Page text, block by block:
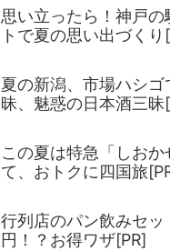
思い立ったら！神戸の
トで夏の思い出づく
夏の新潟、市場ハシゴ
昧、魅惑の日本酒三昧
この夏は特急「しおか
て、おトクに四国旅
行列店のパン飲みセッ
円！？お得ワザ[PR]